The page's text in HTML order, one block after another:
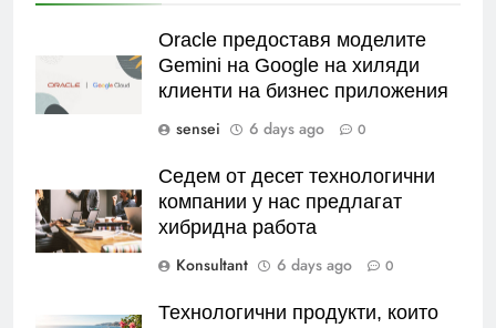
Oracle предоставя моделите
Gemini на Google на хиляди
клиенти на бизнес приложения
sensei
6 days ago 0
Седем от десет технологични
компании у нас предлагат
хибридна работа
Konsultant
6 days ago 0
Технологични продукти, които